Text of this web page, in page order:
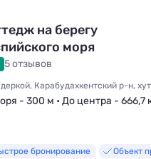
на беpeгу
моpя
5 отзывов
Карабудахкентский р-н,
- 300 м • До центра - 666,7
бронирование Объект